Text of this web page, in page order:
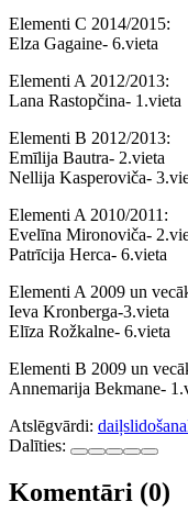
Elementi C 2014/2015:
Elza Gagaine- 6.vieta
Elementi A 2012/2013:
Lana Rastopčina- 1.vieta
Elementi B 2012/2013:
Emīlija Bautra- 2.vieta
Nellija Kasperoviča-
Elementi A 2010/2011:
Evelīna Mironoviča-
Patrīcija Herca- 6.vieta
Elementi A 2009 un
Ieva Kronberga-3.vieta
Elīza Rožkalne- 6.vieta
Elementi B 2009 un
Annemarija Bekmane-
Atslēgvārdi: daiļslidošana
Dalīties:
Komentāri (0)